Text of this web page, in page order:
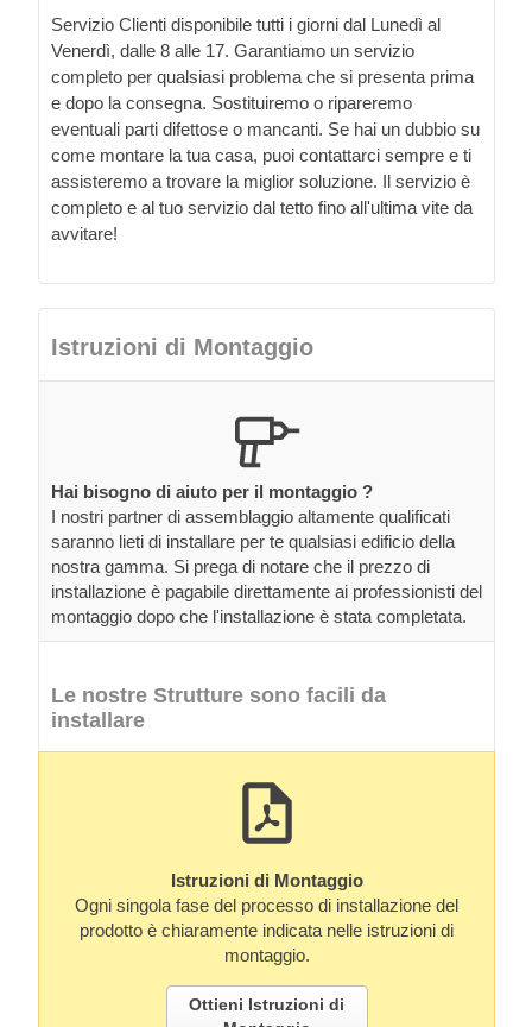
Servizio Clienti disponibile tutti i giorni dal Lunedì al
Venerdì, dalle 8 alle 17. Garantiamo un servizio
completo per qualsiasi problema che si presenta prima
e dopo la consegna. Sostituiremo o ripareremo
eventuali parti difettose o mancanti. Se hai un dubbio su
come montare la tua casa, puoi contattarci sempre e ti
assisteremo a trovare la miglior soluzione. Il servizio è
completo e al tuo servizio dal tetto fino all'ultima vite da
avvitare!
Istruzioni di Montaggio
Hai bisogno di aiuto per il montaggio ?
I nostri partner di assemblaggio altamente qualificati
saranno lieti di installare per te qualsiasi edificio della
nostra gamma. Si prega di notare che il prezzo di
installazione è pagabile direttamente ai professionisti del
montaggio dopo che l'installazione è stata completata.
Le nostre Strutture sono facili da
installare
Istruzioni di Montaggio
Ogni singola fase del processo di installazione del
prodotto è chiaramente indicata nelle istruzioni di
montaggio.
Ottieni Istruzioni di